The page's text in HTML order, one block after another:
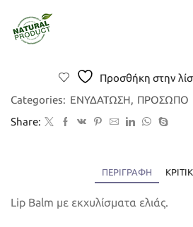
Προσθήκη στην
Categories: ΕΝΥΔΑΤΩΣΗ, ΠΡΟΣΩΠΟ
Share:
ΠΕΡΙΓΡΑΦΉ
Lip Balm με εκχυλίσματα ελιάς.